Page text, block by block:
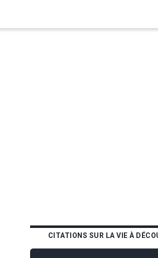
CITATIONS SUR LA VIE À